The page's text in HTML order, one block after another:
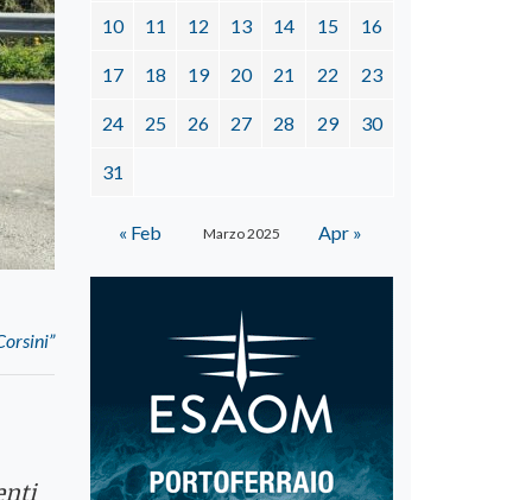
Marzo 2025
10 11 12 13 14 15 16
17 18 19 20 21 22 23
24 25 26 27 28 29 30
31
« Feb Apr »